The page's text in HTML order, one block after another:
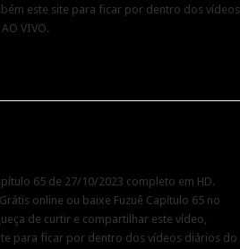
este site para ficar por dentro dos vídeos
VIVO.
65 de 27/10/2023 completo em HD.
online ou baixe Fuzuê Capítulo 65 no
de curtir e compartilhar este vídeo,
para ficar por dentro dos vídeos diários do